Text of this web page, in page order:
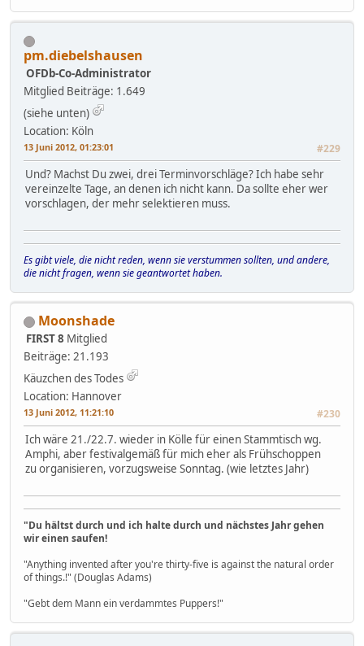
pm.diebelshausen
OFDb-Co-Administrator
Mitglied Beiträge: 1.649
(siehe unten)
Location: Köln
13 Juni 2012, 01:23:01 #229
Und? Machst Du zwei, drei Terminvorschläge? Ich habe sehr
vereinzelte Tage, an denen ich nicht kann. Da sollte eher wer
vorschlagen, der mehr selektieren muss.
Es gibt viele, die nicht reden, wenn sie verstummen sollten, und andere,
die nicht fragen, wenn sie geantwortet haben.
Moonshade
FIRST 8 Mitglied
Beiträge: 21.193
Käuzchen des Todes
Location: Hannover
13 Juni 2012, 11:21:10 #230
Ich wäre 21./22.7. wieder in Kölle für einen Stammtisch wg.
Amphi, aber festivalgemäß für mich eher als Frühschoppen
zu organisieren, vorzugsweise Sonntag. (wie letztes Jahr)
"Du hältst durch und ich halte durch und nächstes Jahr gehen
wir einen saufen!
"Anything invented after you're thirty-five is against the natural order
of things.!" (Douglas Adams)
"Gebt dem Mann ein verdammtes Puppers!"